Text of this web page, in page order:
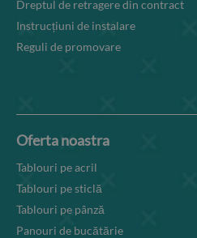
Dreptul de retragere din contract
Instrucțiuni de instalare
Reguli de promovare
Oferta noastra
Tablouri pe acril
Tablouri pe sticlă
Tablouri pe pânză
Panouri de bucătărie